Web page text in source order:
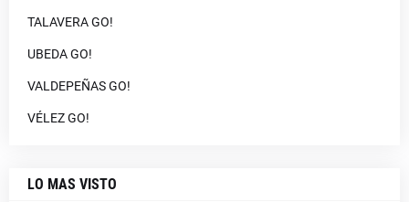
TALAVERA GO!
UBEDA GO!
VALDEPEÑAS GO!
VÉLEZ GO!
LO MAS VISTO